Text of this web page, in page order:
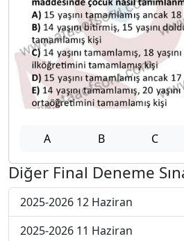
A B C
Diğer Final Deneme
2025-2026 12 Haziran
2025-2026 11 Haziran